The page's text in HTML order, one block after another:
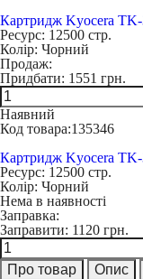
Картридж Kyocera TK-
Ресурс: 12500 стр.
Колір: Чорний
Продаж:
Придбати: 1551 грн.
Наявний
Код товара:135346
Картридж Kyocera
Ресурс: 12500 стр.
Колір: Чорний
Нема в наявності
Заправка:
Заправити: 1120 грн.
Про товар Опис